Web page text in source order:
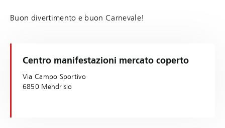
Buon divertimento e buon Carnevale!
Centro manifestazioni mercato coperto
Via Campo Sportivo
6850 Mendrisio